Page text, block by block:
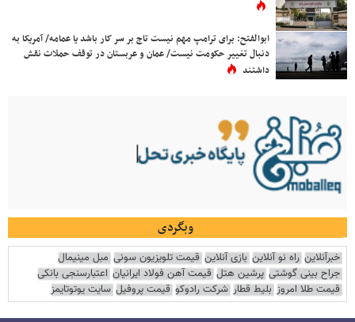
ابوالفتح: برای ترامپ مهم نیست تاج بر سر کار باشد یا عمامه/ آمریکا به
دنبال تغییر حکومت نیست/ عمان و عربستان در توقف حملات نقش
داشتند
وبگردی
خبرآنلاین راه نو آنلاین بازی آنلاین قیمت تلویزیون سونی مبل مینیمال
جراح بینی گوشتی پرشین هتل قیمت آهن فولاد ایرانیان اعتبارسنجی بانکی
قیمت طلا امروز بلیط قطار شرکت رادوکو قیمت پروفیل سایت یوتوتایمز